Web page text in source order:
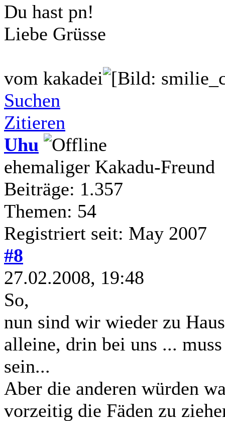
Du hast pn!
Liebe Grüsse
vom kakadei
Suchen
Zitieren
Uhu
ehemaliger Kakadu-Freund
Beiträge: 1.357
Themen: 54
Registriert seit: May 2007
#8
27.02.2008, 19:48
So,
nun sind wir wieder zu
alleine, drin bei uns ...
sein...
Aber die anderen würden
vorzeitig die Fäden zu